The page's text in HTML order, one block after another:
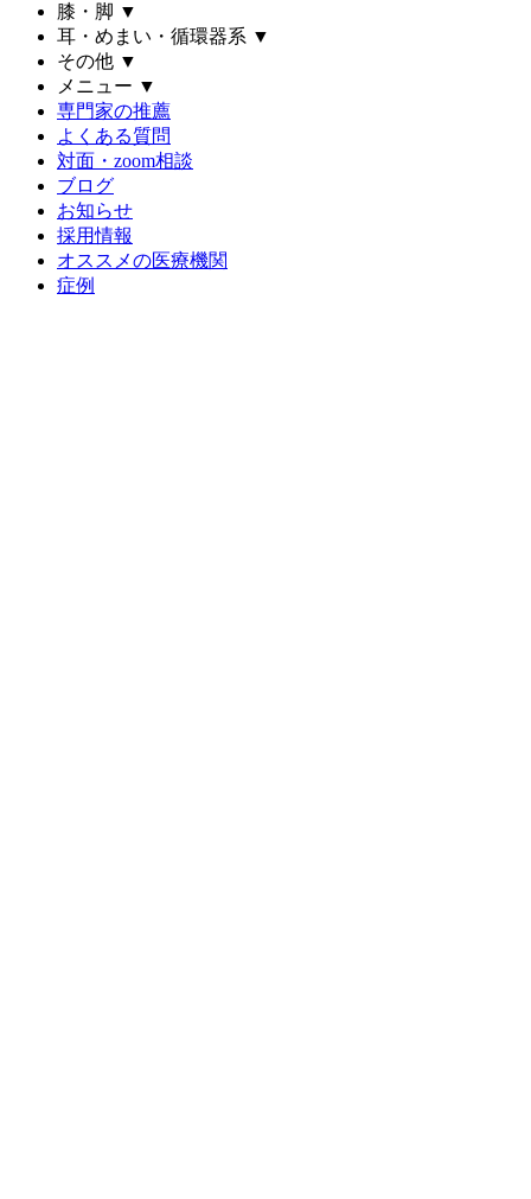
膝・脚 ▼
耳・めまい・循環器系 ▼
その他 ▼
メニュー ▼
専門家の推薦
よくある質問
対面・zoom相談
ブログ
お知らせ
採用情報
オススメの医療機関
症例